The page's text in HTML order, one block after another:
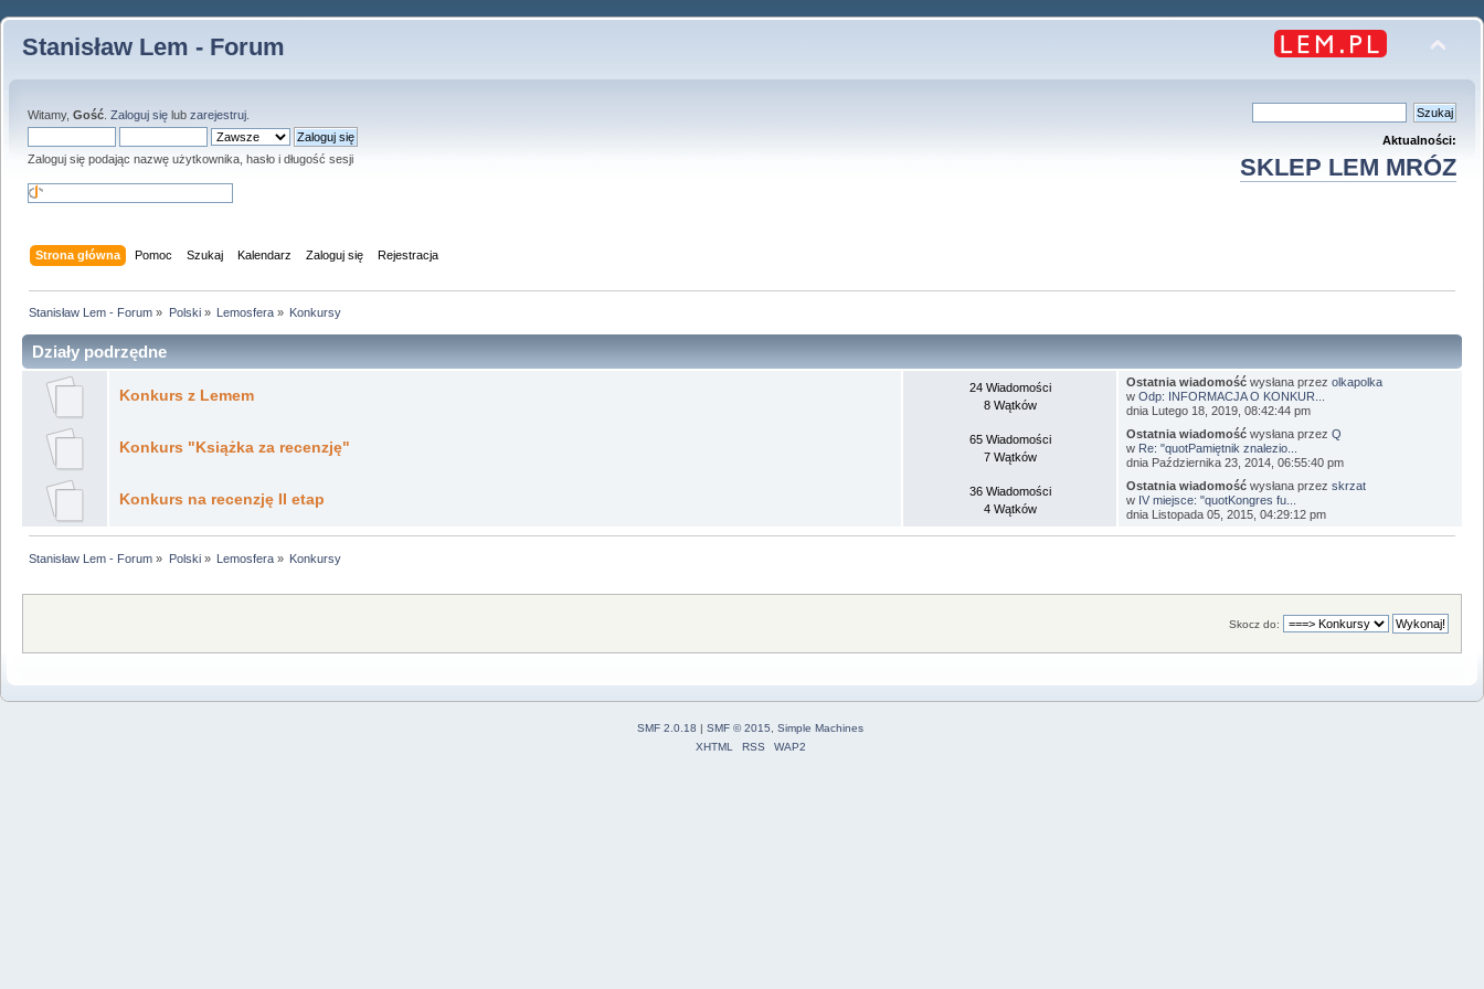
Stanisław Lem - Forum
Witamy, Gość Zaloguj się lub zarejestruj
Zaloguj się podając nazwę użytkownika, hasło i długość sesji
Aktualności:
SKLEP LEM MRÓZ
Strona główna Pomoc Szukaj Kalendarz Zaloguj się Rejestracja
Stanisław Lem - Forum » Polski» Lemosfera» Konkursy
Działy podrzędne
Konkurs z Lemem
24 Wiadomości
8 Wątków
Ostatnia wiadomość wysłana przezolkapolka
wOdp: INFORMACJA O KONKUR...
dnia Lutego 18, 2019, 08:42:44 pm
Konkurs "Książka za recenzję"
65 Wiadomości
7 Wątków
Ostatnia wiadomość wysłana przezQ
w Re: "quotPamiętnik znalezio...
dnia Października 23, 2014, 06:55:40 pm
Konkurs na recenzję II etap
36 Wiadomości
4 Wątków
Ostatnia wiadomość wysłana przezskrzat
w IV miejsce: "quotKongres fu...
dnia Listopada 05, 2015, 04:29:12 pm
Stanisław Lem - Forum » Polski» Lemosfera» Konkursy
Skocz do:
SMF 2.0.18 | SMF © 2015
Simple Machines
XHTML
RSS WAP2